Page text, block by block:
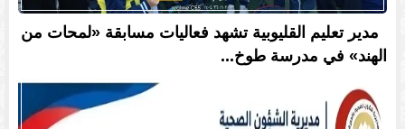
مدير تعليم القليوبية تشهد فعاليات مسابقة «لمحات من
الهند» في مدرسة طوخ...